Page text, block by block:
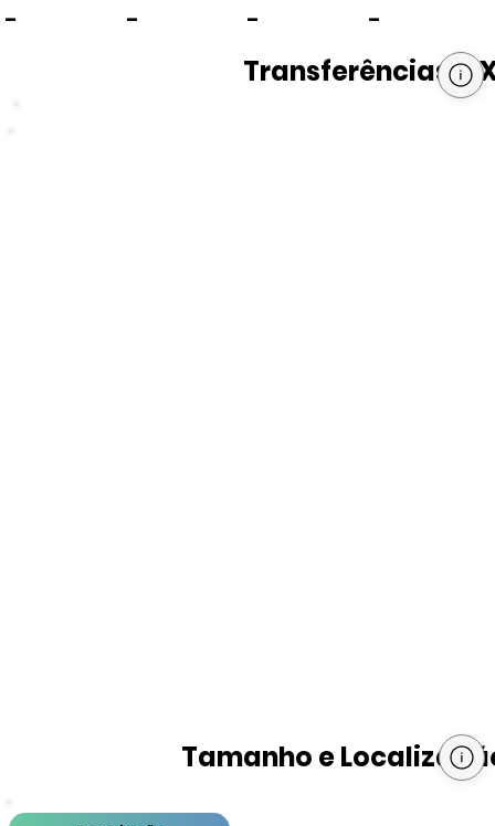
Transferências
- -
- -
Tamanho e